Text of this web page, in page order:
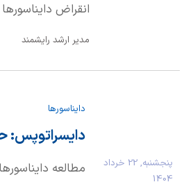
انقراض
بین این جانوران
مدیر ارشد رایشمند
پنجشنبه, 22 خرداد
دایناسورها
دایسراتوپس: